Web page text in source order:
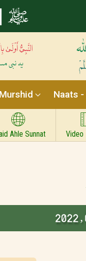
ﷺ
النَّبِيُّ أَوْلَىٰ
یہ نبی
Murshid Naats -
Ahle Sunnat Video